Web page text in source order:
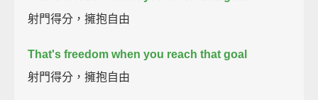
射門得分，擁抱自由
That's freedom when you reach that goal
射門得分，擁抱自由